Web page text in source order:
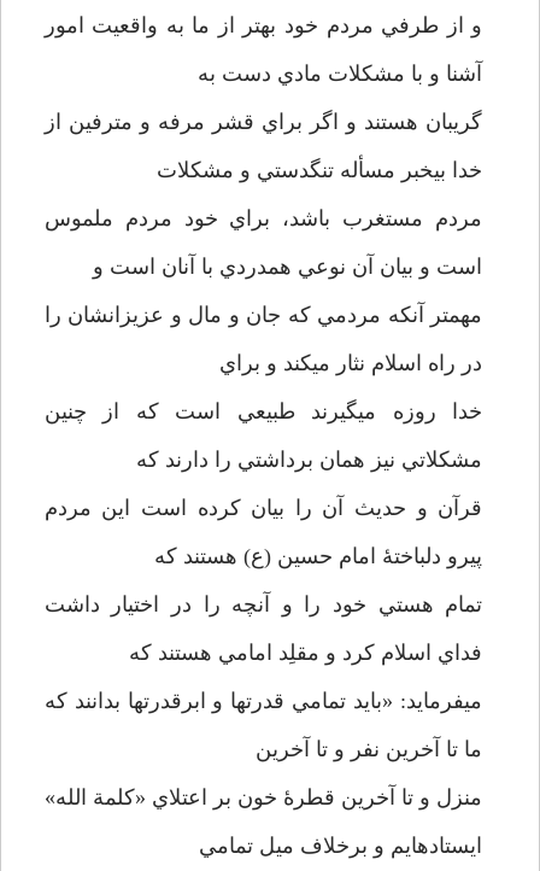
و از طرفي مردم خود بهتر از ما به واقعيت امور
آشنا و با مشكلات مادي دست به
گريبان هستند و اگر براي قشر مرفه و مترفين از
خدا بي­خبر مسأله تنگدستي و مشكلات
مردم مستغرب باشد، براي خود مردم ملموس
است و بيان آن نوعي همدردي با آنان است و
مهمتر آنكه مردمي كه جان و مال و عزيزانشان را
در راه اسلام نثار مي­كند و براي
خدا روزه مي­گيرند طبيعي است كه از چنين
مشكلاتي نيز همان برداشتي را دارند كه
قرآن و حديث آن را بيان كرده است اين مردم
پيرو دلباختۀ امام حسين (ع) هستند كه
تمام هستي خود را و آنچه را در اختيار داشت
فداي اسلام كرد و مقلِد امامي هستند كه
مي­فرمايد: «بايد تمامي قدرتها و ابرقدرتها بدانند كه
ما تا آخرين نفر و تا آخرين
منزل و تا آخرين قطرۀ خون بر اعتلاي «كلمة الله»
ايستاده­ايم و برخلاف ميل تمامي